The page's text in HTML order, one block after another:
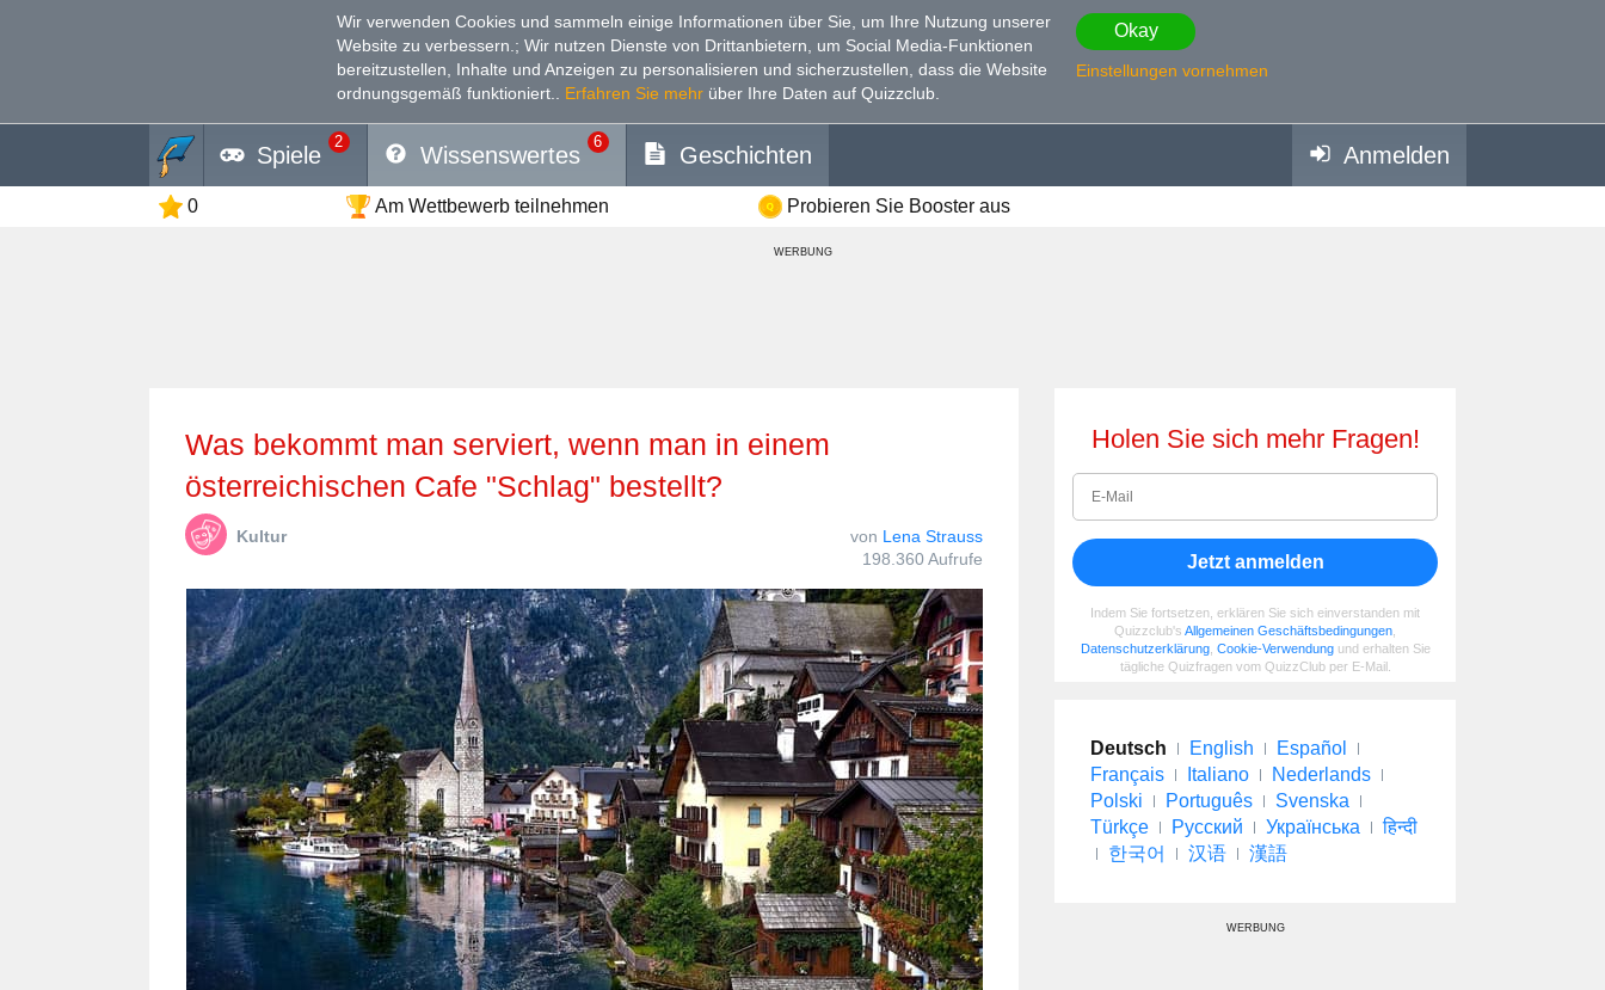
Wir verwenden Cookies und sammeln einige Informationen über Sie, um Ihre Nutzung unserer
Website zu verbessern. ; Wir nutzen Dienste von Drittanbietern, um Social Media-Funktionen
bereitzustellen, Inhalte und Anzeigen zu personalisieren und sicherzustellen, dass die Website
ordnungsgemäß funktioniert.
Erfahren Sie mehr über Ihre Daten auf Quizzclub.
Okay
Einstellungen vornehmen
Spiele
2
Wissenswertes
6
Geschichten Anmelden
0 Am Wettbewerb teilnehmen Probieren Sie Booster aus
WERBUNG
Was bekommt man serviert, wenn man in einem
österreichischen Cafe "Schlag" bestellt?
Kultur von Lena Strauss
198.360 Aufrufe
Holen Sie sich mehr Fragen!
Jetzt anmelden
Indem Sie fortsetzen, erklären Sie sich einverstanden mit
Quizzclub's Allgemeinen Geschäftsbedingungen
Datenschutzerklärung, Cookie-Verwendungund erhalten Sie
tägliche Quizfragen vom QuizzClub per E-Mail.
Deutsch English
Español
Français
Italiano
Nederlands
Polski
Português
Svenska
Türkçe
Русский Українська
हिन्दी
한국어
汉语 漢語
WERBUNG